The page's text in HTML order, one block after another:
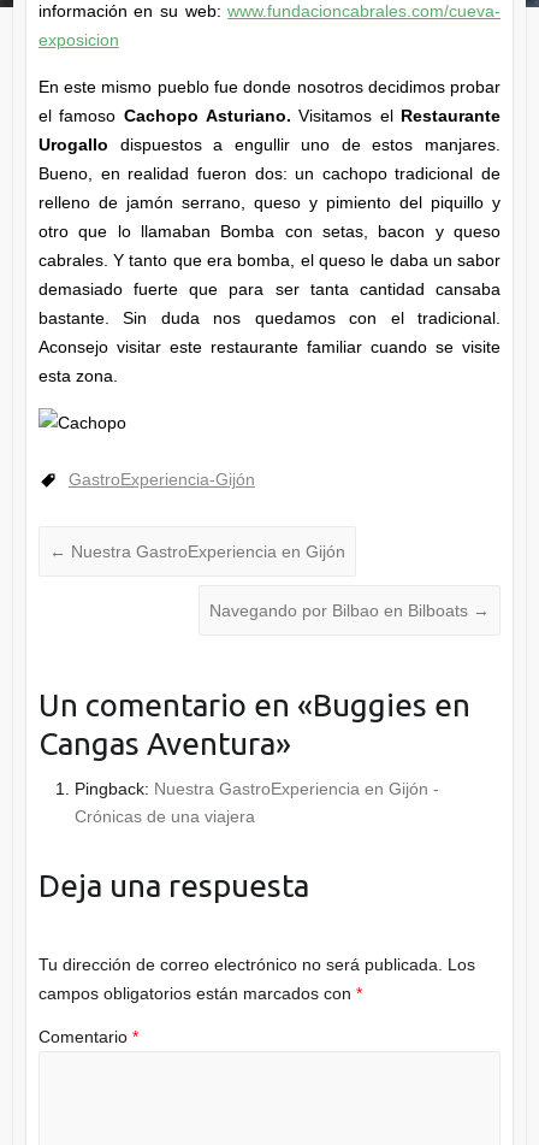
información en su web:www.fundacioncabrales.com/cueva-
exposicion
En este mismo pueblo fue donde nosotros decidimos probar
el famoso Cachopo Asturiano. Visitamos el Restaurante
Urogallo dispuestos a engullir uno de estos manjares.
Bueno, en realidad fueron dos: un cachopo tradicional de
relleno de jamón serrano, queso y pimiento del piquillo y
otro que lo llamaban Bomba con setas, bacon y queso
cabrales. Y tanto que era bomba, el queso le daba un sabor
demasiado fuerte que para ser tanta cantidad cansaba
bastante. Sin duda nos quedamos con el tradicional.
Aconsejo visitar este restaurante familiar cuando se visite
esta zona.
GastroExperiencia-Gijón
← Nuestra GastroExperiencia en Gijón
Navegando por Bilbao en Bilboats →
Un comentario en «Buggies en
Cangas Aventura»
Pingback: Nuestra GastroExperiencia en Gijón -
Crónicas de una viajera
Deja una respuesta
Tu dirección de correo electrónico no será publicada. Los
campos obligatorios están marcados con *
Comentario *